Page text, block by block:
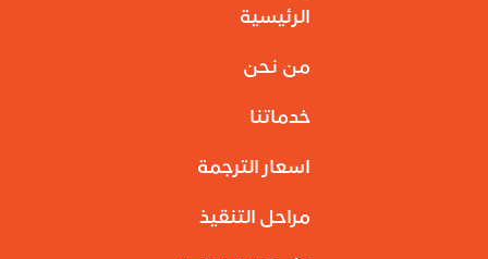
الرئيسية
من نحن
خدماتنا
اسعار الترجمة
مراحل التنقيذ